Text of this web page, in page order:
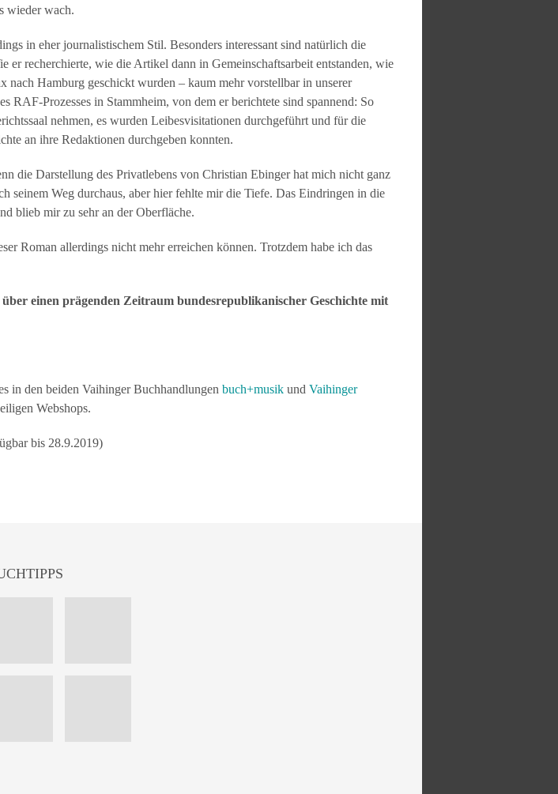
wieder wach.
in eher journalistischem Stil. Besonders interessant sind natürlich die
er recherchierte, wie die Artikel dann in Gemeinschaftsarbeit entstanden, wie
nach Hamburg geschickt wurden – kaum mehr vorstellbar in unserer
RAF-Prozesses in Stammheim, von dem er berichtete sind spannend: So
nehmen, es wurden Leibesvisitationen durchgeführt und für die
an ihre Redaktionen durchgeben konnten.
die Darstellung des Privatlebens von Christian Ebinger hat mich nicht ganz
seinem Weg durchaus, aber hier fehlte mir die Tiefe. Das Eindringen in die
blieb mir zu sehr an der Oberfläche.
Roman allerdings nicht mehr erreichen können. Trotzdem habe ich das
einen prägenden Zeitraum bundesrepublikanischer Geschichte mit
in den beiden Vaihinger Buchhandlungen buch+musik und Vaihinger
Webshops.
bis 28.9.2019)